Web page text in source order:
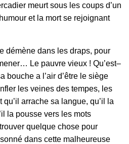
meurt sous les coups d’un
et la mort se rejoignant
démène dans les draps, pour
Le pauvre vieux ! Qu’est–
bouche a l’air d’être le siège
les veines des tempes, les
arrache sa langue, qu’il la
la pousse vers les mots
quelque chose pour
dans cette malheureuse